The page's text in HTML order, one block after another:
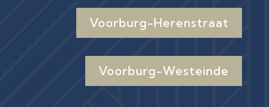
Voorburg-Herenstraat
Voorburg-Westeinde